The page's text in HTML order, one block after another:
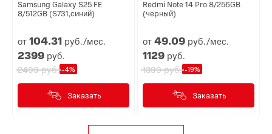
Samsung Galaxy S25 FE
8/512GB (S731,синий)
от104.31 руб./мес.
2399 руб.
2499руб. -4%
Заказать
Redmi Note 14 Pro 8/256GB
(черный)
от49.09 руб./мес.
1129 руб.
1399руб. -19%
Заказать